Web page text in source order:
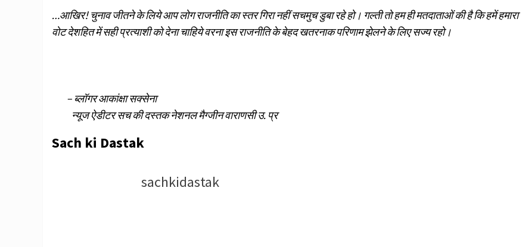
…आखिर! चुनाव जीतने के लिये आप लोग राजनीति का स्तर गिरा नहीं सचमुच डुबा रहे हो। गल्ती तो हम ही मतदाताओं की है कि हमें हमारा
वोट देशहित में सही प्रत्याशी को देना चाहिये वरना इस राजनीति के बेहद खतरनाक परिणाम झेलने के लिए सज्य रहो।
– ब्लॉगर आकांक्षा सक्सेना
न्यूज ऐडीटर सच की दस्तक नेशनल मैग्जीन वाराणसी उ. प्र
Sach ki Dastak
sachkidastak